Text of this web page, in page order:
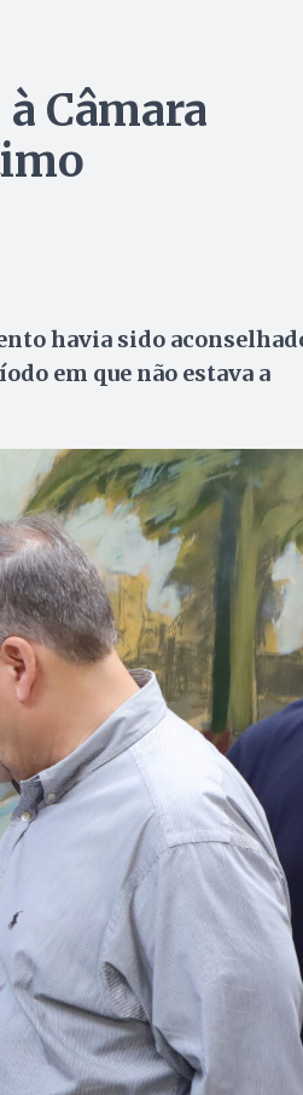
Câmara
havia sido
em que não estava a